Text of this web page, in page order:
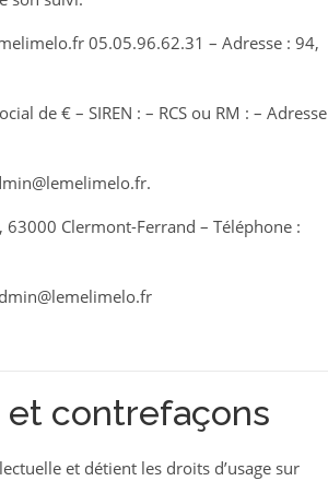
05.05.96.62.31 – Adresse : 94,
de € – SIREN : – RCS ou RM : – Adresse
.
Clermont-Ferrand – Téléphone :
contrefaçons
et détient les droits d’usage sur
table